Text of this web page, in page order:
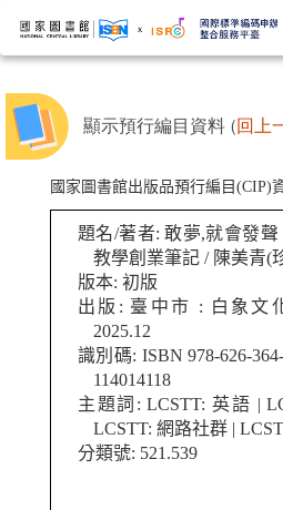
顯示預行編目資料 (回上
國家圖書館出版品預行編目(CIP)
題名/著者: 敢夢,就會發
教學創業筆記 / 陳美青(
版本: 初版
出版: 臺中市 : 白象文
2025.12
識別碼: ISBN 978-626-
114014118
主題詞: LCSTT: 英語 |
LCSTT: 網路社群 |
分類號: 521.539